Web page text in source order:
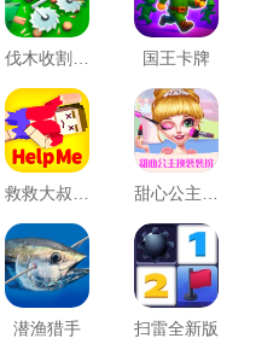
国王卡牌
潜渔猎手 扫雷全新版